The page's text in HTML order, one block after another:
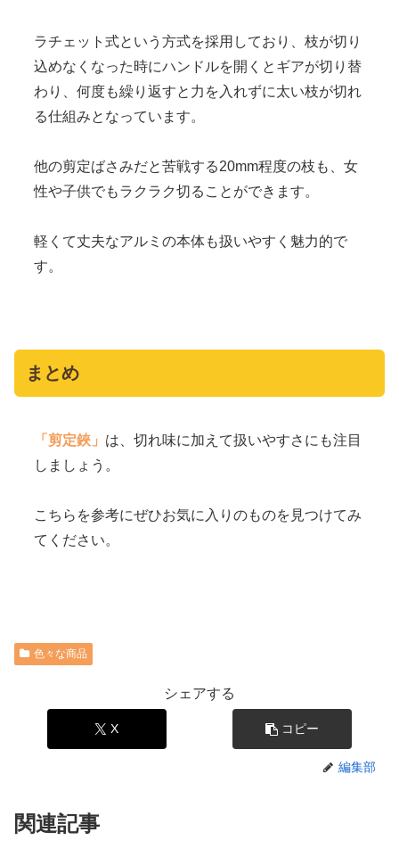
ラチェット式という方式を採用しており、枝が切り
込めなくなった時にハンドルを開くとギアが切り替
わり、何度も繰り返すと力を入れずに太い枝が切れ
る仕組みとなっています。
他の剪定ばさみだと苦戦する20mm程度の枝も、女
性や子供でもラクラク切ることができます。
軽くて丈夫なアルミの本体も扱いやすく魅力的で
す。
まとめ
「剪定鋏」 は、切れ味に加えて扱いやすさにも注目
しましょう。
こちらを参考にぜひお気に入りのものを見つけてみ
てください。
色々な商品
シェアする
X コピー
編集部
関連記事